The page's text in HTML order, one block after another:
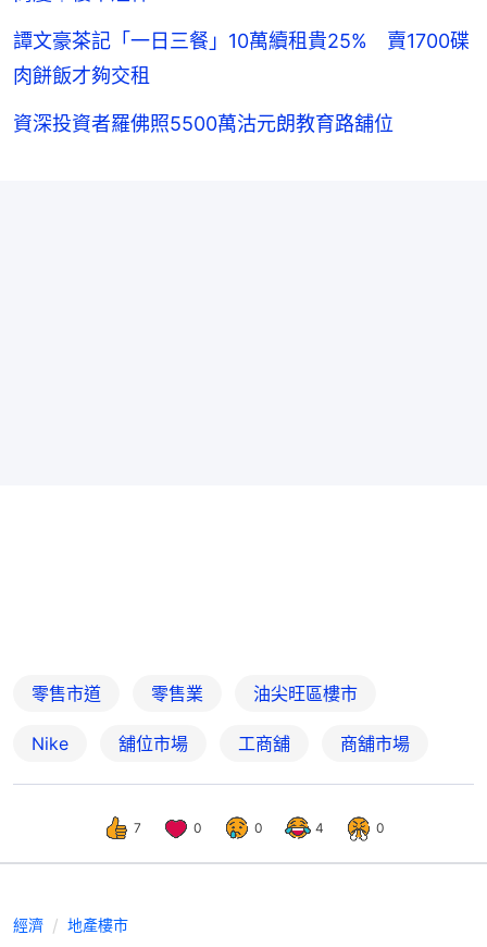
譚文豪茶記「一日三餐」10萬續租貴25% 賣1700碟
肉餅飯才夠交租
資深投資者羅佛照5500萬沽元朗教育路舖位
零售市道 零售業 油尖旺區樓市
Nike 舖位市場 工商舖 商舖市場
7 0 0 4 0
經濟 地產樓市